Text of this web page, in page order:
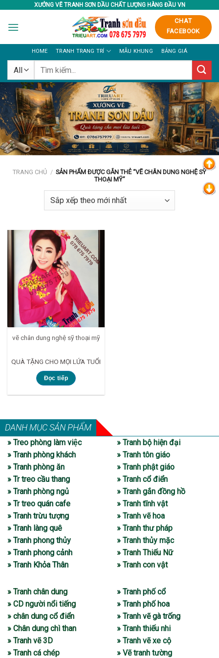
content
XƯỞNG VẼ TRANH SƠN DẦU CHẤT LƯỢNG HÀNG ĐẦU VN
CHAT
FACEBOOK
HOME TRANH TRANG TRÍ MẪU KHUNG BẢNG GIÁ
Tìm
TRANG CHỦ / SẢN PHẨM ĐƯỢC GẮN THẺ “VẼ CHÂN DUNG NGHỆ SỸ
THOẠI MỸ”
vẽ chân dung nghệ sỹ thoại mỹ
QUÀ TẶNG CHO MỌI LỨA TUỔI
Đọc tiếp
DANH MỤC SẢN PHẨM
» Treo phòng làm việc
» Tranh phòng khách
» Tranh phòng ăn
» Tr treo cầu thang
» Tranh phòng ngủ
» Tr treo quán cafe
» Tranh trừu tượng
» Tranh làng quê
» Tranh phong thủy
» Tranh phong cảnh
» Tranh Khỏa Thân
» Tranh bộ hiện đại
» Tranh tôn giáo
» Tranh phật giáo
» Tranh cổ điển
» Tranh gắn đồng hồ
» Tranh tĩnh vật
» Tranh vẽ hoa
» Tranh thư pháp
» Tranh thủy mặc
» Tranh Thiếu Nữ
» Tranh con vật
» Tranh chân dung
» CD người nổi tiếng
» chân dung cổ điển
» Chân dung chì than
» Tranh vẽ 3D
» Tranh cá chép
» Tranh phố cổ
» Tranh phố hoa
» Tranh vẽ gà trống
» Tranh thiếu nhi
» Tranh vẽ xe cộ
» Vẽ tranh tường